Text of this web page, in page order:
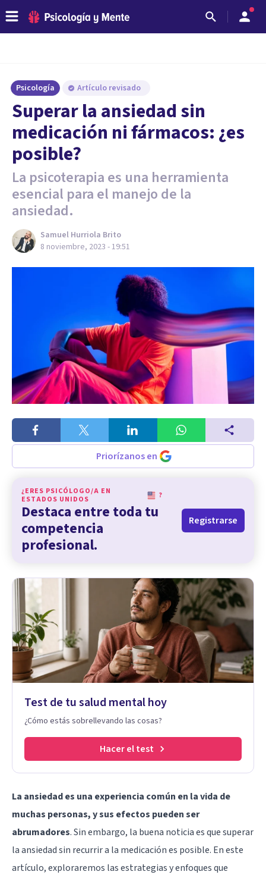
Psicología Artículo revisado
Superar la ansiedad sin
medicación ni fármacos: ¿es
posible?
La psicoterapia es una herramienta
esencial para el manejo de la
ansiedad.
Samuel Hurriola Brito
8 noviembre, 2023 - 19:51
Priorízanos en
¿ERES PSICÓLOGO/A EN
ESTADOS UNIDOS
?
Destaca entre toda tu
competencia
profesional.
Registrarse
Test de tu salud mental hoy
¿Cómo estás sobrellevando las cosas?
Hacer el test
La ansiedad es una experiencia común en la vida de
muchas personas, y sus efectos pueden ser
abrumadores. Sin embargo, la buena noticia es que superar
la ansiedad sin recurrir a la medicación es posible. En este
artículo, exploraremos las estrategias y enfoques que